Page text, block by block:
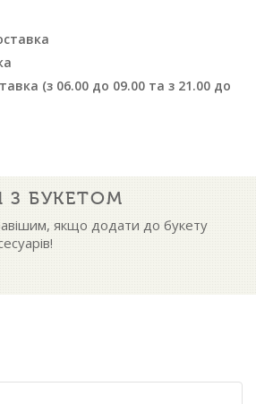
(з 06.00 до 09.00 та з 21.00 до
З БУКЕТОМ
якщо додати до букету